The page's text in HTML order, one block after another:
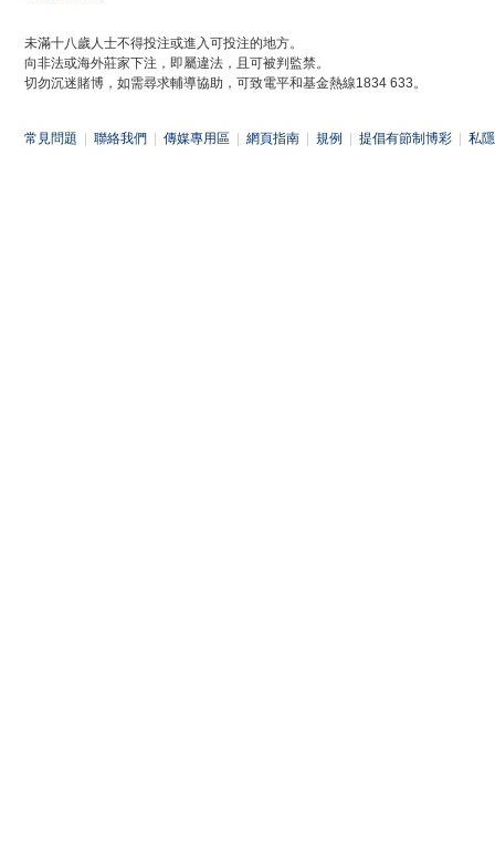
未滿十八歲人士不得投注或進入可投注的地方。
向非法或海外莊家下注，即屬違法，且可被判監禁。
切勿沉迷賭博，如需尋求輔導協助，可致電平和基金熱線1834 633。
常見問題 聯絡我們 傳媒專用區 網頁指南 規例 提倡有節制博彩 私